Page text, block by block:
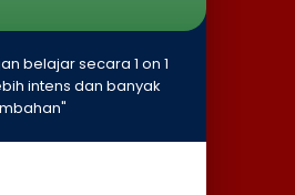
belajar secara 1 on 1
intens dan banyak